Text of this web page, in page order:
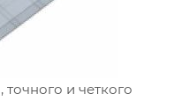
точного и четкого